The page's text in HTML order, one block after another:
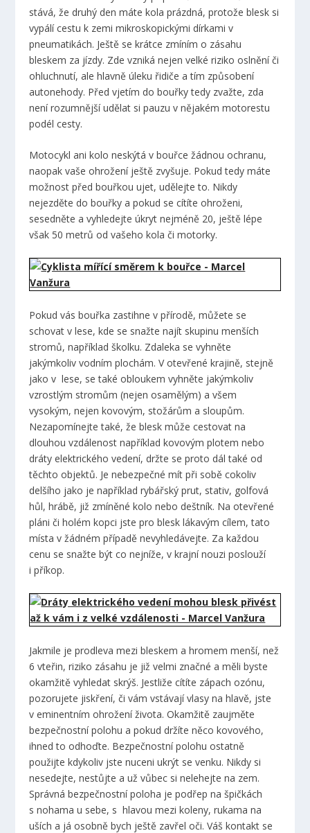
stává, že druhý den máte kola prázdná, protože blesk si
vypálí cestu k zemi mikroskopickými dírkami v
pneumatikách. Ještě se krátce zmíním o zásahu
bleskem za jízdy. Zde vzniká nejen velké riziko oslnění či
ohluchnutí, ale hlavně úleku řidiče a tím způsobení
autonehody. Před vjetím do bouřky tedy zvažte, zda
není rozumnější udělat si pauzu v nějakém motorestu
podél cesty.
Motocykl ani kolo neskýtá v bouřce žádnou ochranu,
naopak vaše ohrožení ještě zvyšuje. Pokud tedy máte
možnost před bouřkou ujet, udělejte to. Nikdy
nejezděte do bouřky a pokud se cítíte ohroženi,
sesedněte a vyhledejte úkryt nejméně 20, ještě lépe
však 50 metrů od vašeho kola či motorky.
Pokud vás bouřka zastihne v přírodě, můžete se
schovat v lese, kde se snažte najít skupinu menších
stromů, například školku. Zdaleka se vyhněte
jakýmkoliv vodním plochám. V otevřené krajině, stejně
jako v lese, se také obloukem vyhněte jakýmkoliv
vzrostlým stromům (nejen osamělým) a všem
vysokým, nejen kovovým, stožárům a sloupům.
Nezapomínejte také, že blesk může cestovat na
dlouhou vzdálenost například kovovým plotem nebo
dráty elektrického vedení, držte se proto dál také od
těchto objektů. Je nebezpečné mít při sobě cokoliv
delšího jako je například rybářský prut, stativ, golfová
hůl, hrábě, již zmíněné kolo nebo deštník. Na otevřené
pláni či holém kopci jste pro blesk lákavým cílem, tato
místa v žádném případě nevyhledávejte. Za každou
cenu se snažte být co nejníže, v krajní nouzi poslouží
i příkop.
Jakmile je prodleva mezi bleskem a hromem menší, než
6 vteřin, riziko zásahu je již velmi značné a měli byste
okamžitě vyhledat skrýš. Jestliže cítíte zápach ozónu,
pozorujete jiskření, či vám vstávají vlasy na hlavě, jste
v eminentním ohrožení života. Okamžitě zaujměte
bezpečnostní polohu a pokud držíte něco kovového,
ihned to odhoďte. Bezpečnostní polohu ostatně
použijte kdykoliv jste nuceni ukrýt se venku. Nikdy si
nesedejte, nestůjte a už vůbec si nelehejte na zem.
Správná bezpečnostní poloha je podřep na špičkách
s nohama u sebe, s hlavou mezi koleny, rukama na
uších a já osobně bych ještě zavřel oči. Váš kontakt se